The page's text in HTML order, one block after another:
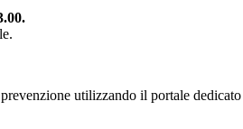
utilizzando il portale dedicato